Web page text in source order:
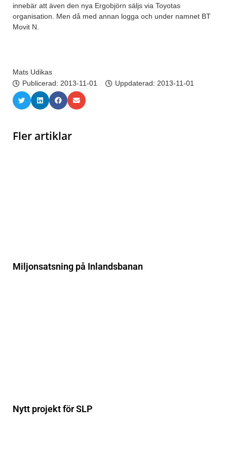
innebär att även den nya Ergobjörn säljs via Toyotas
organisation. Men då med annan logga och under namnet BT
Movit N.
Mats Udikas
Publicerad: 2013-11-01 Uppdaterad: 2013-11-01
Fler artiklar
Miljonsatsning på Inlandsbanan
Nytt projekt för SLP